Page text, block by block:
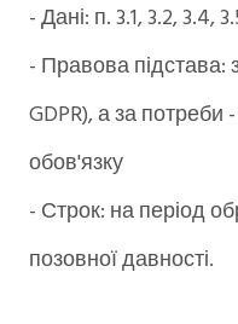
- Дані: п. 3.1, 3.2, 3.4,
- Правова підстава:
GDPR), а за
обов'язку
- Строк: на період
позовної давності.